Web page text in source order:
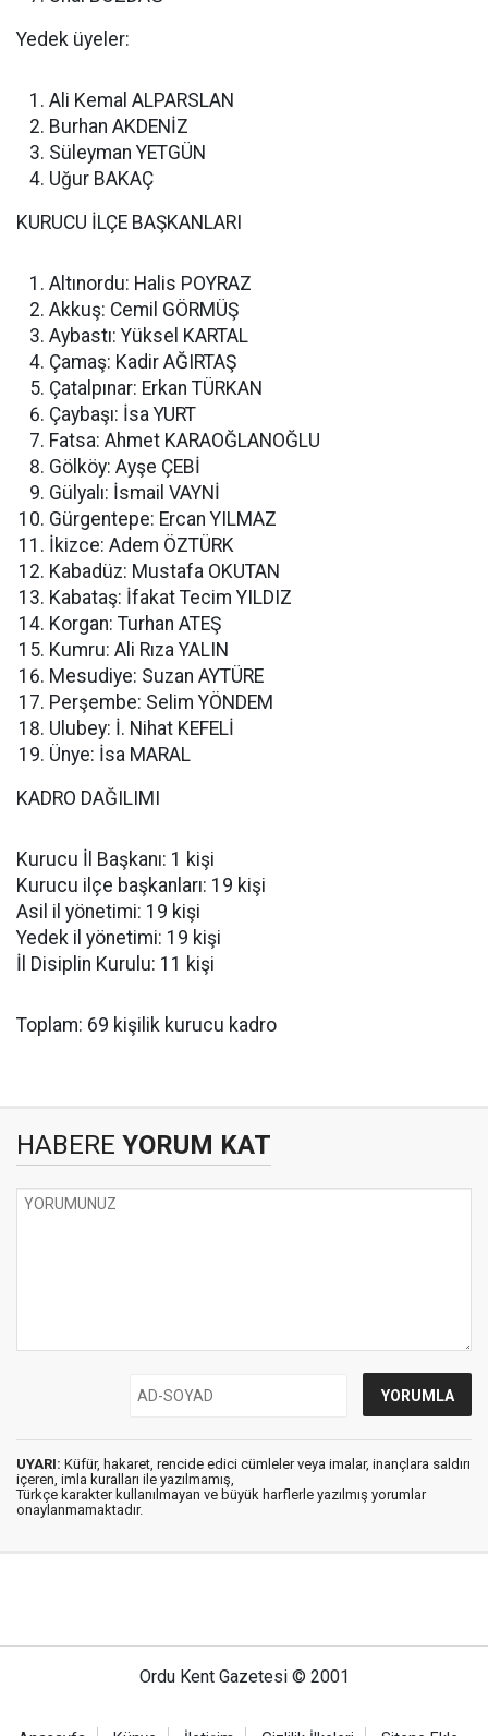
Yedek üyeler:
Ali Kemal ALPARSLAN
Burhan AKDENİZ
Süleyman YETGÜN
Uğur BAKAÇ
KURUCU İLÇE BAŞKANLARI
Altınordu: Halis POYRAZ
Akkuş: Cemil GÖRMÜŞ
Aybastı: Yüksel KARTAL
Çamaş: Kadir AĞIRTAŞ
Çatalpınar: Erkan TÜRKAN
Çaybaşı: İsa YURT
Fatsa: Ahmet KARAOĞLANOĞLU
Gölköy: Ayşe ÇEBİ
Gülyalı: İsmail VAYNİ
Gürgentepe: Ercan YILMAZ
İkizce: Adem ÖZTÜRK
Kabadüz: Mustafa OKUTAN
Kabataş: İfakat Tecim YILDIZ
Korgan: Turhan ATEŞ
Kumru: Ali Rıza YALIN
Mesudiye: Suzan AYTÜRE
Perşembe: Selim YÖNDEM
Ulubey: İ. Nihat KEFELİ
Ünye: İsa MARAL
KADRO DAĞILIMI
Kurucu İl Başkanı: 1 kişi
Kurucu ilçe başkanları: 19 kişi
Asil il yönetimi: 19 kişi
Yedek il yönetimi: 19 kişi
İl Disiplin Kurulu: 11 kişi
Toplam: 69 kişilik kurucu kadro
HABERE YORUM KAT
UYARI: Küfür, hakaret, rencide edici cümleler veya imalar, inançlara saldırı
içeren, imla kuralları ile yazılmamış,
Türkçe karakter kullanılmayan ve büyük harflerle yazılmış yorumlar
onaylanmamaktadır.
Ordu Kent Gazetesi © 2001